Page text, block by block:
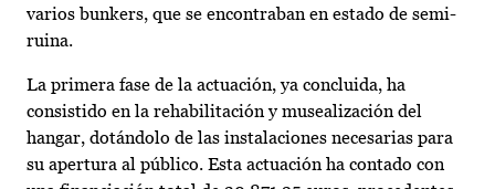
varios bunkers, que se encontraban en estado de semi-
ruina.
La primera fase de la actuación, ya concluida, ha
consistido en la rehabilitación y musealización del
hangar, dotándolo de las instalaciones necesarias para
su apertura al público. Esta actuación ha contado con